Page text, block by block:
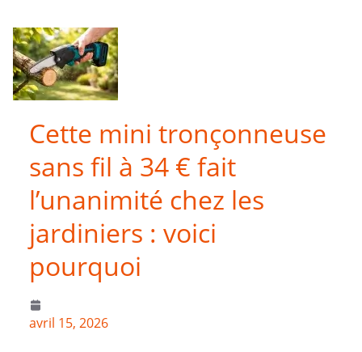
Cette mini tronçonneuse
sans fil à 34 € fait
l’unanimité chez les
jardiniers : voici
pourquoi
avril 15, 2026